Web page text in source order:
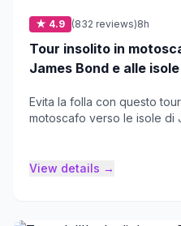
★ 4.9 (832 reviews)8h
Tour insolito in
James Bond e alle
Evita la folla con questo
motoscafo verso le isole di
View details →